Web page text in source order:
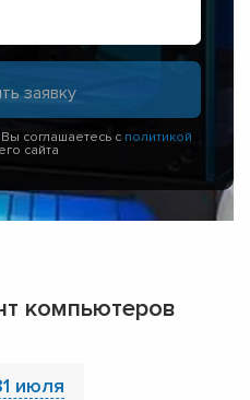
соглашаетесь с политикой
сайта
компьютеров
июля